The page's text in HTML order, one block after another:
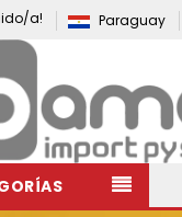
a! Paraguay